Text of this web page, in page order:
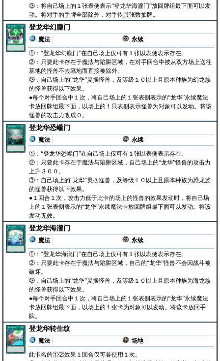
③：将自己场上的１张表侧表示“登龙华海瀧门”放回牌组最下面可以发
动。将对手的手牌全部除外，对手依其张数抽牌。
登龙华幻朧门
魔法
永续
①：“登龙华幻朧门”在自己场上仅可有１张以表侧表示存在。
②：只要此卡存在于魔法与陷阱区域，在对手回合中被从双方场上送往
墓地的怪兽不去墓地而直接被除外。
③：自己场上的“龙华”灵摆怪兽，及等级１０以上且原本种族为幻龙族
的怪兽获得以下效果。
●每个对手回合中１次，将自己场上的１张表侧表示的“龙华”永续魔法
卡放回牌组最下面，以场上的１只表侧表示怪兽为对象可以发动。将该
怪兽的攻击力改成０。
登龙华恐巄门
魔法
永续
①：“登龙华恐巄门”在自己场上仅可有１张以表侧表示存在。
②：只要此卡存在于魔法与陷阱区域，自己场上的“龙华”怪兽的攻击力
上升３００。
③：自己场上的“龙华”灵摆怪兽，及等级１０以上且原本种族为恐龙族
的怪兽获得以下效果。
●１回合１次，攻击力低于此卡的场上的怪兽的效果发动时，将自己场
上的１张表侧表示的“龙华”永续魔法卡放回牌组最下面可以发动。将该
发动无效。
登龙华海瀧门
魔法
永续
①：“登龙华海瀧门”在自己场上仅可有１张以表侧表示存在。
②：只要此卡存在于魔法与陷阱区域，自己的“龙华”怪兽不会因战斗被
破坏。
③：自己场上的“龙华”灵摆怪兽，及等级１０以上且原本种族为海龙族
的怪兽获得以下效果。
●每个对手回合中１次，将自己场上的１张表侧表示的“龙华”永续魔法
卡放回牌组最下面，以场上的１张卡为对象可以发动。将该卡放回手
牌。
登龙华转生纹
魔法
场地
此卡名的①②效果１回合仅可各使用１次。